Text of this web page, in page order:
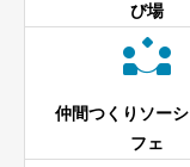
び場

仲間つくりソー
フェ